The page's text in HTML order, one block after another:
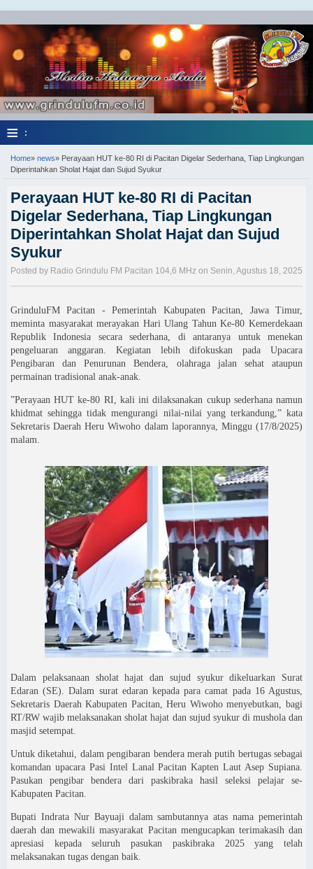
≡ :
Home» news» Perayaan HUT ke-80 RI di Pacitan Digelar Sederhana, Tiap Lingkungan
Diperintahkan Sholat Hajat dan Sujud Syukur
Perayaan HUT ke-80 RI di Pacitan
Digelar Sederhana, Tiap Lingkungan
Diperintahkan Sholat Hajat dan Sujud
Syukur
Posted by Radio Grindulu FM Pacitan 104,6 MHz on Senin, Agustus 18, 2025
GrinduluFM Pacitan - Pemerintah Kabupaten Pacitan, Jawa Timur,
meminta masyarakat merayakan Hari Ulang Tahun Ke-80 Kemerdekaan
Republik Indonesia secara sederhana, di antaranya untuk menekan
pengeluaran anggaran. Kegiatan lebih difokuskan pada Upacara
Pengibaran dan Penurunan Bendera, olahraga jalan sehat ataupun
permainan tradisional anak-anak.
”Perayaan HUT ke-80 RI, kali ini dilaksanakan cukup sederhana namun
khidmat sehingga tidak mengurangi nilai-nilai yang terkandung,” kata
Sekretaris Daerah Heru Wiwoho dalam laporannya, Minggu (17/8/2025)
malam.
Dalam pelaksanaan sholat hajat dan sujud syukur dikeluarkan Surat
Edaran (SE). Dalam surat edaran kepada para camat pada 16 Agustus,
Sekretaris Daerah Kabupaten Pacitan, Heru Wiwoho menyebutkan, bagi
RT/RW wajib melaksanakan sholat hajat dan sujud syukur di mushola dan
masjid setempat.
Untuk diketahui, dalam pengibaran bendera merah putih bertugas sebagai
komandan upacara Pasi Intel Lanal Pacitan Kapten Laut Asep Supiana.
Pasukan pengibar bendera dari paskibraka hasil seleksi pelajar se-
Kabupaten Pacitan.
Bupati Indrata Nur Bayuaji dalam sambutannya atas nama pemerintah
daerah dan mewakili masyarakat Pacitan mengucapkan terimakasih dan
apresiasi kepada seluruh pasukan paskibraka 2025 yang telah
melaksanakan tugas dengan baik.